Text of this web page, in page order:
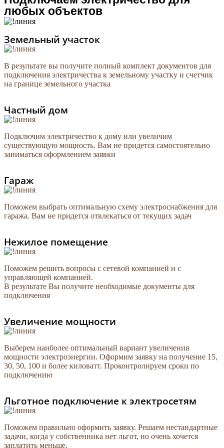
любых объектов
Земельный участок
В результате вы получите полный комплект документов для
подключения электричества к земельному участку и счетчик
на границе земельного участка
Частный дом
Подключим электричество к дому или увеличим
существующую мощность. Вам не придется самостоятельно
заниматься оформлением заявки
Гараж
Поможем выбрать оптимальную схему электроснабжения для
гаража. Вам не придется отвлекаться от текущих задач
Нежилое помещение
Поможем решить вопросы с сетевой компанией и с
управляющей компанией.
В результате Вы получите необходимые документы для
подключения
Увеличение мощности
Выберем наиболее оптимальный вариант увеличения
мощности электроэнергии. Оформим заявку на получение 15,
30, 50, 100 и более киловатт. Проконтролируем сроки по
подключению
Льготное подключение к электросетям
Поможем правильно оформить заявку. Решаем нестандартные
задачи, когда у собственника нет льгот, но очень хочется
заплатить меньше.